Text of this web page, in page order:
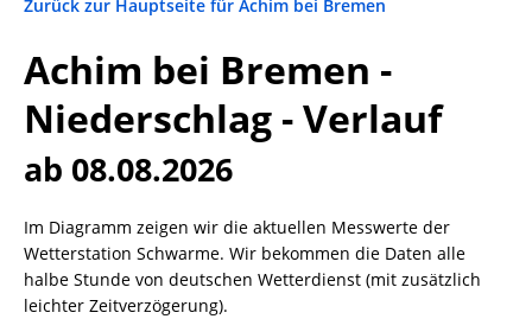
Zurück zur Hauptseite für Achim bei Bremen
Achim bei Bremen -
Niederschlag - Verlauf
ab 08.08.2026
Im Diagramm zeigen wir die aktuellen Messwerte der
Wetterstation Schwarme. Wir bekommen die Daten alle
halbe Stunde von deutschen Wetterdienst (mit zusätzlich
leichter Zeitverzögerung).